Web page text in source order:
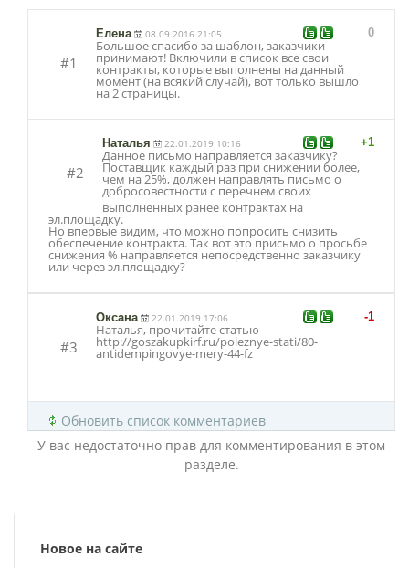
0
#1
Елена 08.09.2016 21:05
Большое спасибо за шаблон, заказчики
принимают! Включили в список все свои
контракты, которые выполнены на данный
момент (на всякий случай), вот только вышло
на 2 страницы.
+1
#2
Наталья 22.01.2019 10:16
Данное письмо направляется заказчику?
Поставщик каждый раз при снижении более,
чем на 25%, должен направлять письмо о
добросовестности с перечнем своих
выполненных ранее контрактах на
эл.площадку.
Но впервые видим, что можно попросить снизить
обеспечение контракта. Так вот это присьмо о просьбе
снижения % направляется непосредственно заказчику
или через эл.площадку?
-1
#3
Оксана 22.01.2019 17:06
Наталья, прочитайте статью
http://goszakupkirf.ru/poleznye-stati/80-
antidempingovye-mery-44-fz
Обновить список комментариев
У вас недостаточно прав для комментирования в этом
разделе.
Новое на сайте